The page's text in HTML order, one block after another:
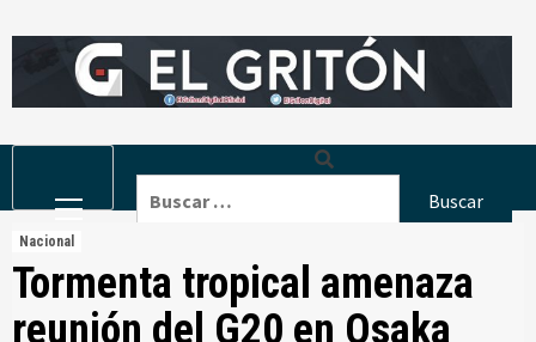
to
Menu
Nacional
Tormenta tropical amenaza
reunión del G20 en Osaka